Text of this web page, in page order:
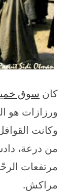
كان سوق
ورزازات هو
وكانت
من درعة،
مرتفعات
مراكش.